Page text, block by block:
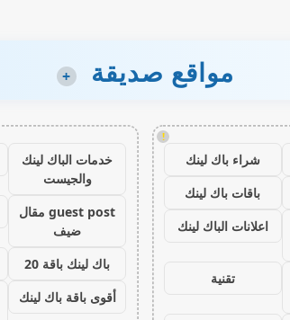
مواقع صديقة +
!
شراء باك لينك
باقات باك لينك
اعلانات الباك لينك
تقنية
خدمات الباك لينك
والجيست
guest post مقال
ضيف
باك لينك باقة 20
أقوى باقة باك لينك